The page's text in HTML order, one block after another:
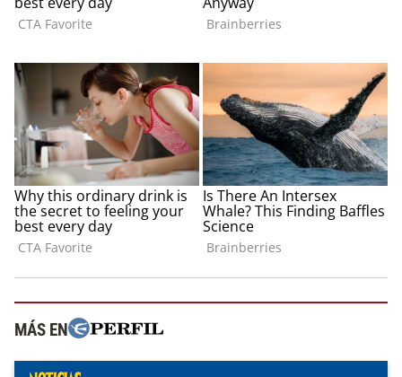
MÁS EN